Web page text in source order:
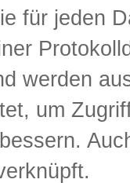
für jeden
werden
um